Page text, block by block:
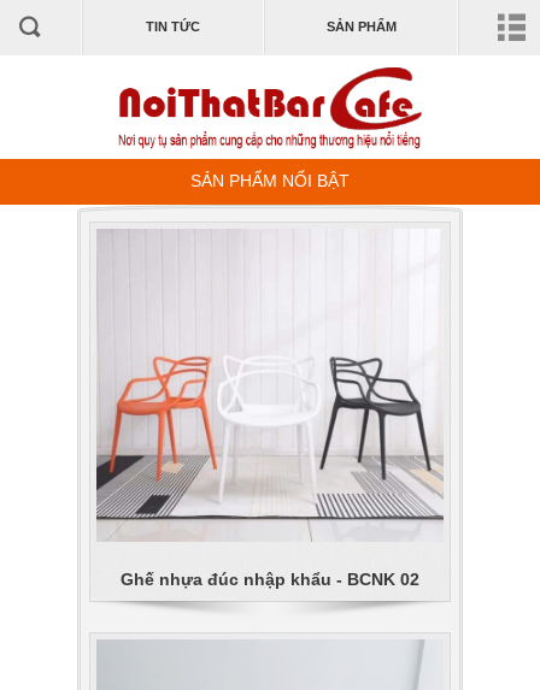
TIN TỨC SẢN PHẨM
SẢN PHẨM NỔI BẬT
Ghế nhựa đúc nhập khẩu - BCNK 02